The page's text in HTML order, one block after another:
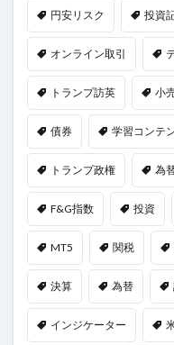
円安リスク 投資
オンライン取引
トランプ訪英 小
債券 学習コンテ
トランプ政権 為
F&G指数 投資
MT5 関税
決算 為替
インジケーター